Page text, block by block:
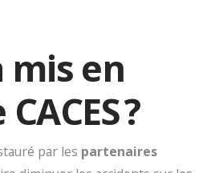
mis en
?
par les partenaires